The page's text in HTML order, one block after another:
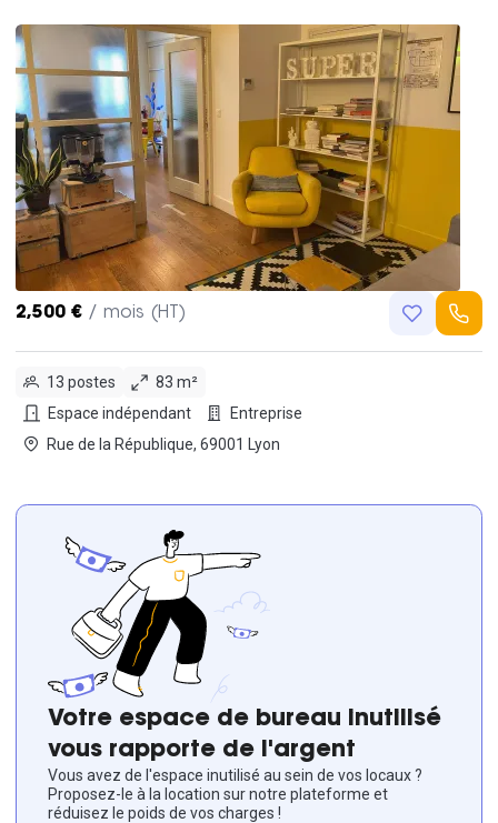
2,500 € / mois (HT)
13 postes
83 m²
Espace indépendant
Entreprise
Rue de la République, 69001 Lyon
Votre espace de bureau inutilisé
vous rapporte de l'argent
Vous avez de l'espace inutilisé au sein de vos locaux ?
Proposez-le à la location sur notre plateforme et
réduisez le poids de vos charges !